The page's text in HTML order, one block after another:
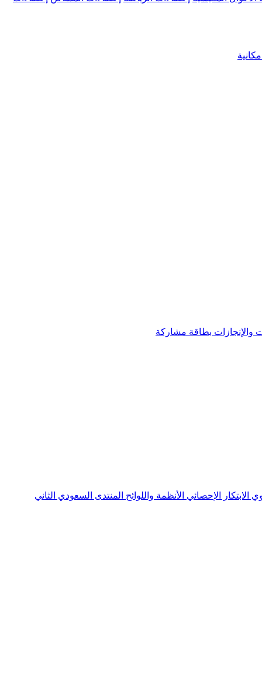
والإنجازات بطاقة مشاركة
الابتكار الإحصائي الأنظمة واللوائح المنتدى السعودي الثاني